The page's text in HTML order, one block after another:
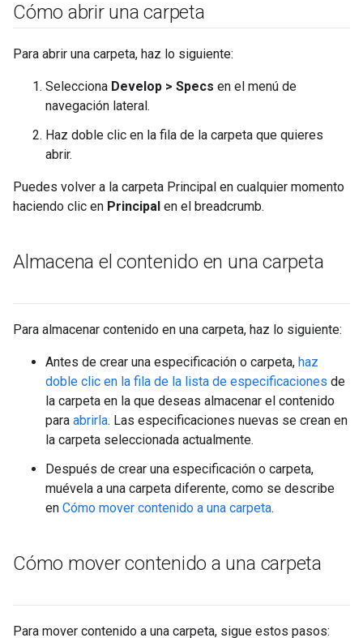
Cómo abrir una carpeta
Para abrir una carpeta, haz lo siguiente:
Selecciona Develop > Specs en el menú de
navegación lateral.
Haz doble clic en la fila de la carpeta que quieres
abrir.
Puedes volver a la carpeta Principal en cualquier momento
haciendo clic en Principal en el breadcrumb.
Almacena el contenido en una carpeta
Para almacenar contenido en una carpeta, haz lo siguiente:
Antes de crear una especificación o carpeta, haz
doble clic en la fila de la lista de especificaciones de
la carpeta en la que deseas almacenar el contenido
para abrirla. Las especificaciones nuevas se crean en
la carpeta seleccionada actualmente.
Después de crear una especificación o carpeta,
muévela a una carpeta diferente, como se describe
en Cómo mover contenido a una carpeta.
Cómo mover contenido a una carpeta
Para mover contenido a una carpeta, sigue estos pasos: